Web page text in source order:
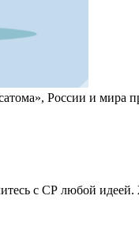
России и
с СР любой